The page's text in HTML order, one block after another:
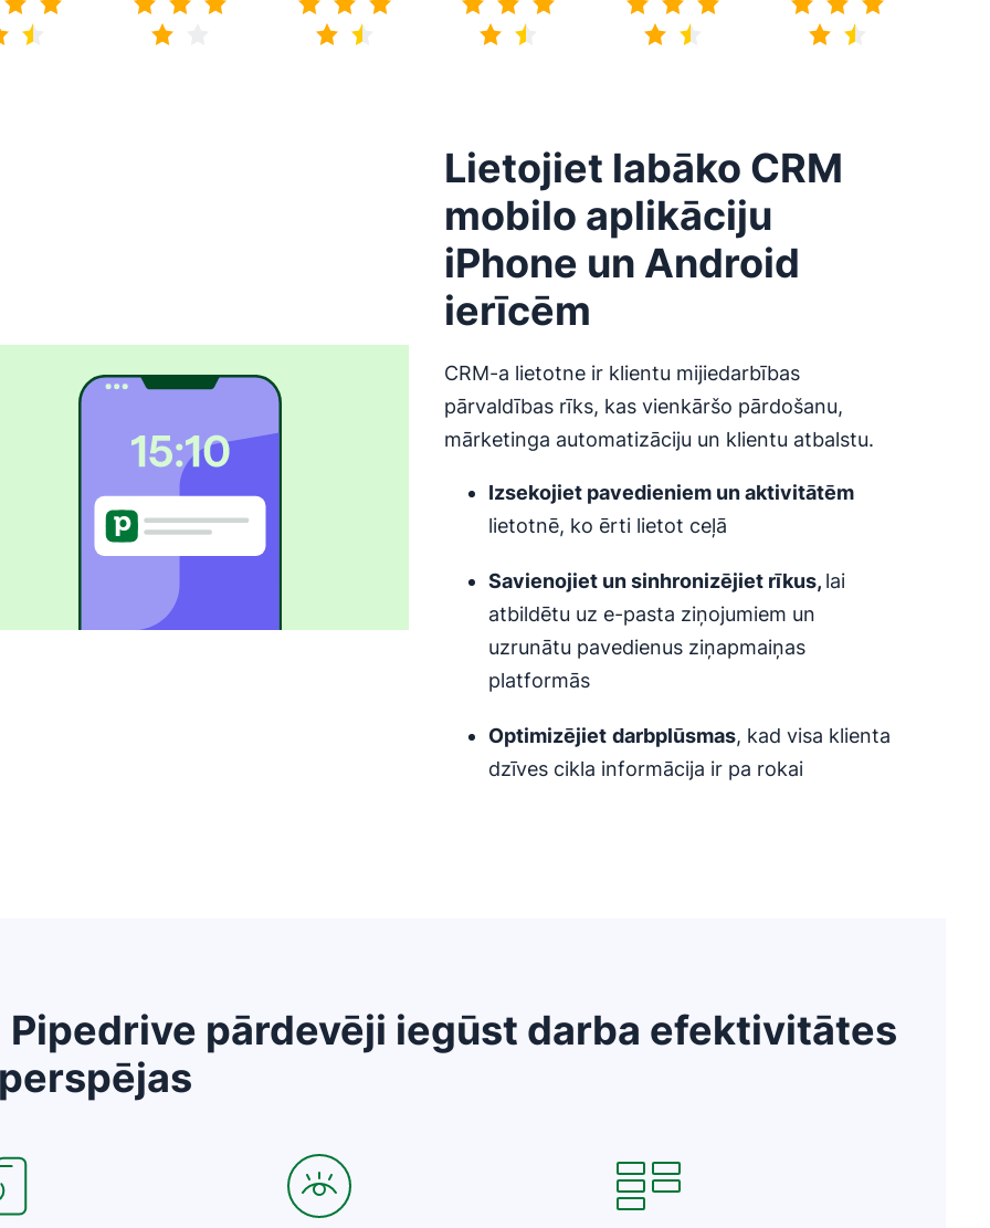
4.5 no 5 4.3 no 5 4.5 no 5 4.5 no 5 4.7 no 5
Lietojiet labāko CRM
mobilo aplikāciju
iPhone un Android
ierīcēm
CRM-a lietotne ir klientu mijiedarbības
pārvaldības rīks, kas vienkāršo pārdošanu,
mārketinga automatizāciju un klientu atbalstu.
Izsekojiet pavedieniem un aktivitātēm
lietotnē, ko ērti lietot ceļā
Savienojiet un sinhronizējiet rīkus, lai
atbildētu uz e-pasta ziņojumiem un
uzrunātu pavedienus ziņapmaiņas
platformās
Optimizējiet darbplūsmas, kad visa klienta
dzīves cikla informācija ir pa rokai
Pipedrive pārdevēji iegūst darba efektivitātes